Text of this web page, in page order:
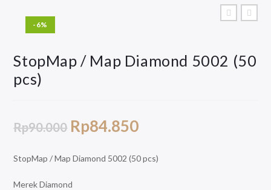
-6%
StopMap / Map Diamond 5002 (50
pcs)
Rp90.000 Rp84.850
StopMap / Map Diamond 5002 (50 pcs)
Merek Diamond